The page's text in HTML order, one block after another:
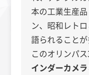
本の工業生産
ン、昭和レト
語られることが
このオリンパ
インダーカメラ